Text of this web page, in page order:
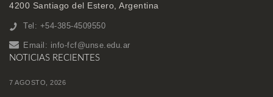
4200 Santiago del Estero, Argentina
Tel: +54-385-4509550
Email: info-fcf@unse.edu.ar
NOTICIAS RECIENTES
7 AGOSTO, 2026